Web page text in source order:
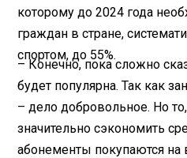
которому до 2024 года
граждан в стране,
спортом, до 55%.
– Конечно, пока сложно
будет популярна. Так как
– дело добровольное. Но
значительно сэкономить
абонементы покупаются